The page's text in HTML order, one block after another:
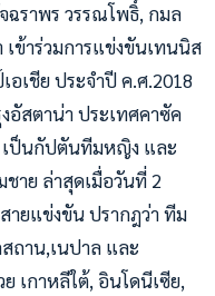
ฉราพร วรรณโพธิ์, กมล
ข้าร่วมการแข่งขันเทนนิส
อเชีย ประจำปี ค.ศ.2018
อัสตาน่า ประเทศคาซัค
ป็นกัปตันทีมหญิง และ
าย ล่าสุดเมื่อวันที่ 2
ายแข่งขัน ปรากฎว่า ทีม
ถาน,เนปาล และ
เกาหลีใต้, อินโดนีเซีย,